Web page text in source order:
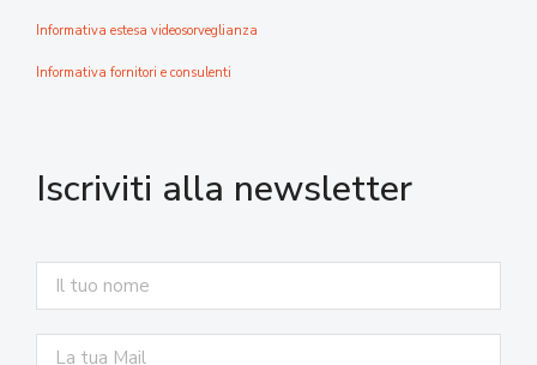
Informativa estesa videosorveglianza
Informativa fornitori e consulenti
Iscriviti alla newsletter